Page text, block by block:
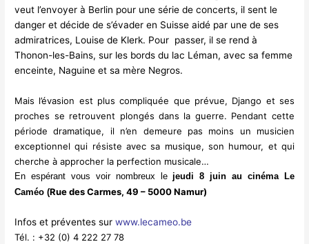
veut l’envoyer à Berlin pour une série de concerts, il sent le
danger et décide de s’évader en Suisse aidé par une de ses
admiratrices, Louise de Klerk. Pour passer, il se rend à
Thonon-les-Bains, sur les bords du lac Léman, avec sa femme
enceinte, Naguine et sa mère Negros.
Mais l’évasion est plus compliquée que prévue, Django et ses
proches se retrouvent plongés dans la guerre. Pendant cette
période dramatique, il n’en demeure pas moins un musicien
exceptionnel qui résiste avec sa musique, son humour, et qui
cherche à approcher la perfection musicale…
En espérant vous voir nombreux lejeudi
8 juin au cinéma Le
Caméo (Rue des Carmes, 49 – 5000 Namur)
Infos et préventes sur www.lecameo.be
Tél. : +32 (0) 4 222 27 78